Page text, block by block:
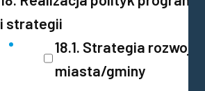
i strategii
18.1. Strategia rozwoju
miasta/gminy